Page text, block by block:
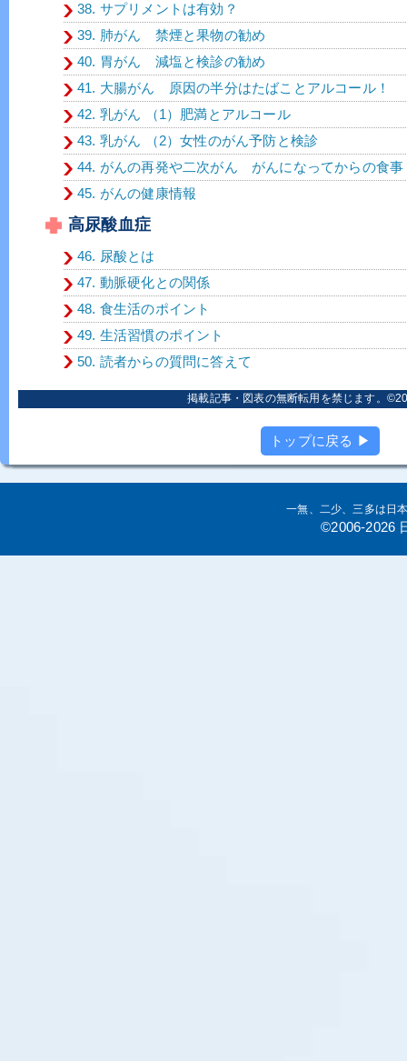
38. サプリメントは有効？
39. 肺がん 禁煙と果物の勧め
40. 胃がん 減塩と検診の勧め
41. 大腸がん 原因の半分はたばことアルコール！
42. 乳がん （1）肥満とアルコール
43. 乳がん （2）女性のがん予防と検診
44. がんの再発や二次がん がんになってからの食事
45. がんの健康情報
高尿酸血症
46. 尿酸とは
47. 動脈硬化との関係
48. 食生活のポイント
49. 生活習慣のポイント
50. 読者からの質問に答えて
掲載記事・図表の無断転用を禁じます。
トップに戻る ▶
一無、二少、三多は日
©2006-2026